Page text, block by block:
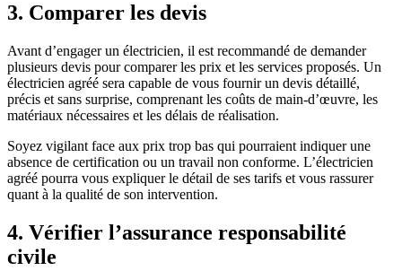
3. Comparer les devis
Avant d’engager un électricien, il est recommandé de demander
plusieurs devis pour comparer les prix et les services proposés. Un
électricien agréé sera capable de vous fournir un devis détaillé,
précis et sans surprise, comprenant les coûts de main-d’œuvre, les
matériaux nécessaires et les délais de réalisation.
Soyez vigilant face aux prix trop bas qui pourraient indiquer une
absence de certification ou un travail non conforme. L’électricien
agréé pourra vous expliquer le détail de ses tarifs et vous rassurer
quant à la qualité de son intervention.
4. Vérifier l’assurance responsabilité
civile